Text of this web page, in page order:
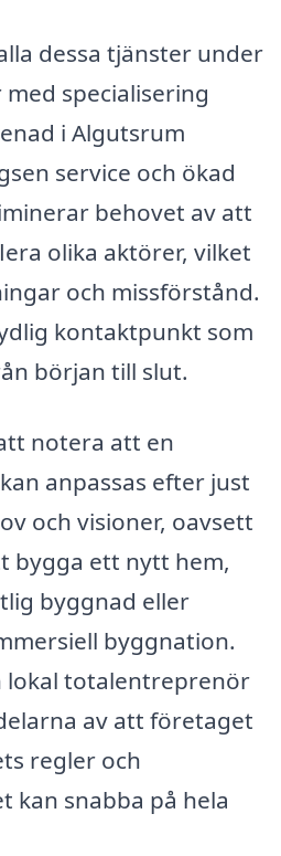
dessa tjänster under
specialisering
i Algutsrum
service och ökad
behovet av att
olika aktörer, vilket
och missförstånd.
kontaktpunkt som
början till slut.
notera att en
anpassas efter just
och visioner, oavsett
bygga ett nytt hem,
byggnad eller
byggnation.
lokal totalentreprenör
av att företaget
regler och
kan snabba på hela